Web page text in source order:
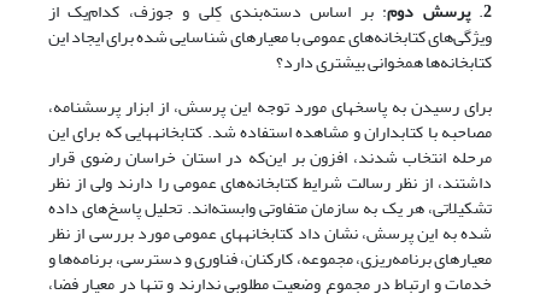
2
.پرسش دوم: بر اساس دسته‌بندی کِلی و جوزف، کدام‌یک از
ویژگی‌های کتابخانه‌های عمومی با معیارهای شناسایی شده برای ایجاد این
کتابخانه‌ها همخوانی بیشتری دارد؟
برای رسیدن به پاسخ­های مورد توجه این پرسش، از ابزار پرسشنامه،
مصاحبه با کتابداران و مشاهده استفاده شد. کتابخانه‎هایی ‎که برای این
مرحله انتخاب شدند، افزون بر این‌که در استان خراسان رضوی قرار
داشتند، از نظر رسالت شرایط کتابخانه‌های عمومی را دارند ولی از نظر
تشکیلاتی، هر یک به سازمان متفاوتی وابسته‌اند. تحلیل پاسخ‌های داده
شده به این پرسش، نشان داد کتابخانه‎های ‎عمومی مورد بررسی از نظر
معیارهای برنامه‌ریزی، مجموعه، کارکنان، فناوری و دسترسی، برنامه‌ها و
خدمات و ارتباط در مجموع وضعیت مطلوبی ندارند و تنها در معیار فضا،